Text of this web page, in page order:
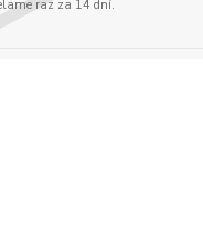
raz za 14 dní.